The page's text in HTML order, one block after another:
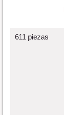
611 piezas